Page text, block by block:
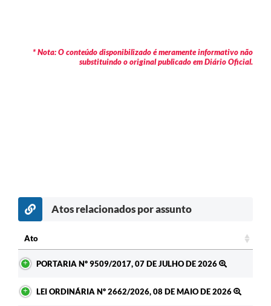
* Nota: O conteúdo disponibilizado é meramente informativo não
substituindo o original publicado em Diário Oficial.
Atos relacionados por assunto
Ato
PORTARIA Nº 9509/2017, 07 DE JULHO DE 2026
LEI ORDINÁRIA Nº 2662/2026, 08 DE MAIO DE 2026